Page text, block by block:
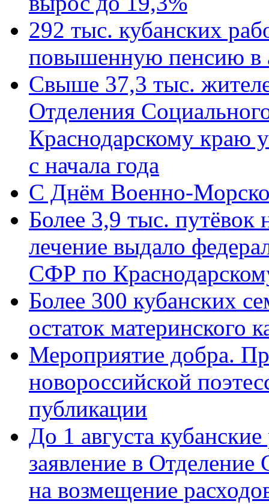
292 тыс. кубанских
повышенную пенсию в
Свыше 37,3 тыс.
Отделения
Краснодарскому краю
с начала года
C Днём Военно-
Более 3,9 тыс. путёвок
лечение выдало
СФР по
Более 300 кубанских
остаток материнского
Мероприятие добра.
новороссийской
публикации
До 1 августа
заявление в
на возмещение